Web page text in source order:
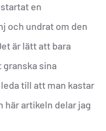
en
och undrat om den
är lätt att bara
sina
till att man kastar
här artikeln delar jag